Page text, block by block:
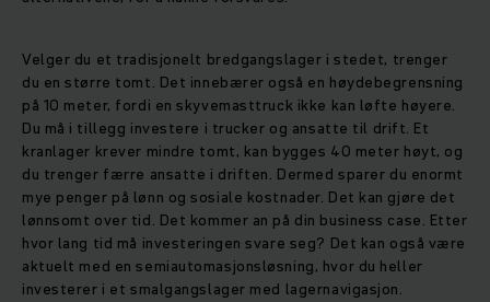
Velger du et tradisjonelt bredgangslager i stedet, trenger
du en større tomt. Det innebærer også en høydebegrensning
på 10 meter, fordi en skyvemasttruck ikke kan løfte høyere.
Du må i tillegg investere i trucker og ansatte til drift. Et
kranlager krever mindre tomt, kan bygges 40 meter høyt, og
du trenger færre ansatte i driften. Dermed sparer du enormt
mye penger på lønn og sosiale kostnader. Det kan gjøre det
lønnsomt over tid. Det kommer an på din business case. Etter
hvor lang tid må investeringen svare seg? Det kan også være
aktuelt med en semiautomasjonsløsning, hvor du heller
investerer i et smalgangslager med lagernavigasjon.